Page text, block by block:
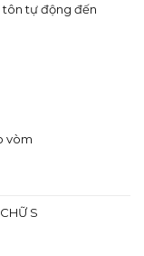
tôn tự động đến
vòm
S